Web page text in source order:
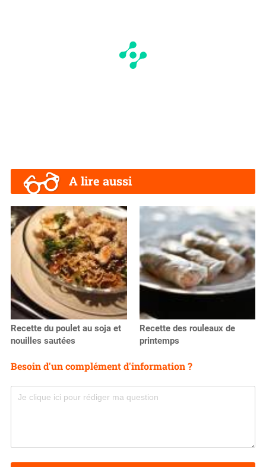
A lire aussi
Recette du poulet au soja et
nouilles sautées
Recette des rouleaux de
printemps
Besoin d'un complément d'information ?